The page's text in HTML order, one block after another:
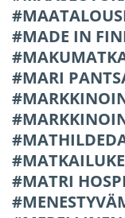
MADE IN
MARI
MATRI